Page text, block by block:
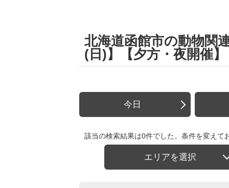
北海道函館市の動物関
(日)】【夕方・夜開催
今日
該当の検索結果は0件でした。条件を変えて
エリアを選択